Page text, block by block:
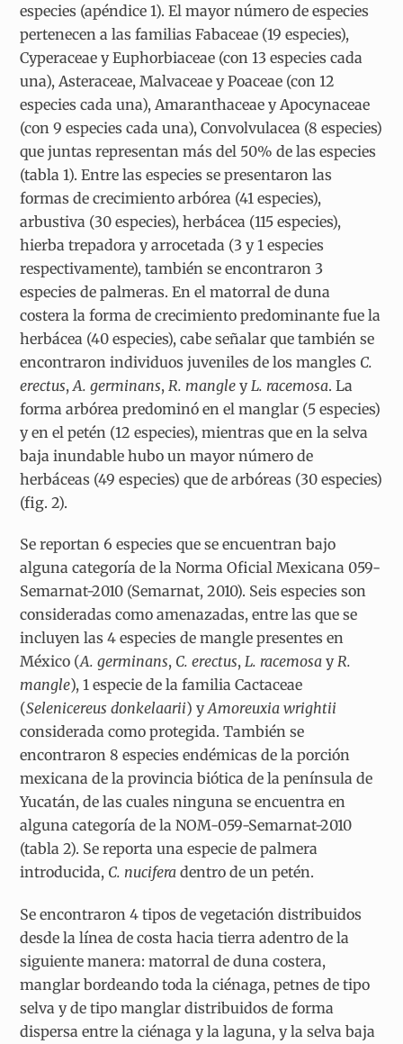
especies (apéndice 1). El mayor número de especies
pertenecen a las familias Fabaceae (19 especies),
Cyperaceae y Euphorbiaceae (con 13 especies cada
una), Asteraceae, Malvaceae y Poaceae (con 12
especies cada una), Amaranthaceae y Apocynaceae
(con 9 especies cada una), Convolvulacea (8 especies)
que juntas representan más del 50% de las especies
(tabla 1). Entre las especies se presentaron las
formas de crecimiento arbórea (41 especies),
arbustiva (30 especies), herbácea (115 especies),
hierba trepadora y arrocetada (3 y 1 especies
respectivamente), también se encontraron 3
especies de palmeras. En el matorral de duna
costera la forma de crecimiento predominante fue la
herbácea (40 especies), cabe señalar que también se
encontraron individuos juveniles de los mangles C.
erectus,A. germinans, R. mangle y L. racemosa. La
forma arbórea predominó en el manglar (5 especies)
y en el petén (12 especies), mientras que en la selva
baja inundable hubo un mayor número de
herbáceas (49 especies) que de arbóreas (30 especies)
(fig. 2).
Se reportan 6 especies que se encuentran bajo
alguna categoría de la Norma Oficial Mexicana 059-
Semarnat-2010 (Semarnat, 2010). Seis especies son
consideradas como amenazadas, entre las que se
incluyen las 4 especies de mangle presentes en
México (A. germinans, C. erectus,L. racemosa yR.
mangle), 1 especie de la familia Cactaceae
(Selenicereus donkelaarii) yAmoreuxia wrightii
considerada como protegida. También se
encontraron 8 especies endémicas de la porción
mexicana de la provincia biótica de la península de
Yucatán, de las cuales ninguna se encuentra en
alguna categoría de la NOM-059-Semarnat-2010
(tabla 2). Se reporta una especie de palmera
introducida, C. nucifera dentro de un petén.
Se encontraron 4 tipos de vegetación distribuidos
desde la línea de costa hacia tierra adentro de la
siguiente manera: matorral de duna costera,
manglar bordeando toda la ciénaga, petnes de tipo
selva y de tipo manglar distribuidos de forma
dispersa entre la ciénaga y la laguna, y la selva baja